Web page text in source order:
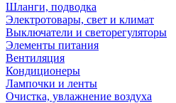
Шланги, подводка
Электротовары, свет и климат
Выключатели и светорегуляторы
Элементы питания
Вентиляция
Кондиционеры
Лампочки и ленты
Очистка, увлажнение воздуха